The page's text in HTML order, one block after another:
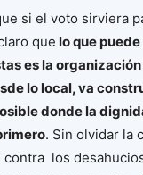
si el voto sirviera
que lo que
es la
lo local, va
donde la
. Sin olvidar la
contra los